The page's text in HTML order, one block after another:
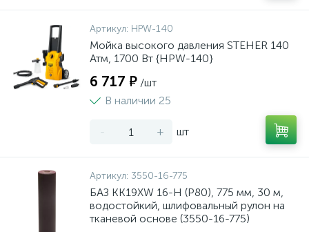
Артикул: HPW-140
Мойка высокого давления STEHER 140
Атм, 1700 Вт {HPW-140}
6 717 ₽ /шт
В наличии 25
- + шт
Артикул: 3550-16-775
БАЗ KK19XW 16-H (Р80), 775 мм, 30 м,
водостойкий, шлифовальный рулон на
тканевой основе (3550-16-775)